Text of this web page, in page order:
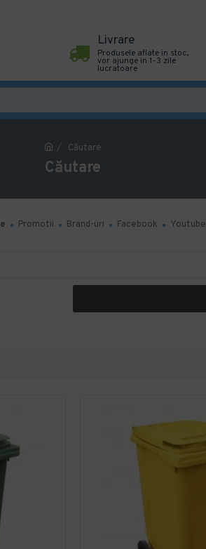
Livrare
Produsele aflate in stoc,
vor ajunge in 1-3 zile
lucratoare
Căutare
Căutare
Promotii Brand-uri Facebook Youtube